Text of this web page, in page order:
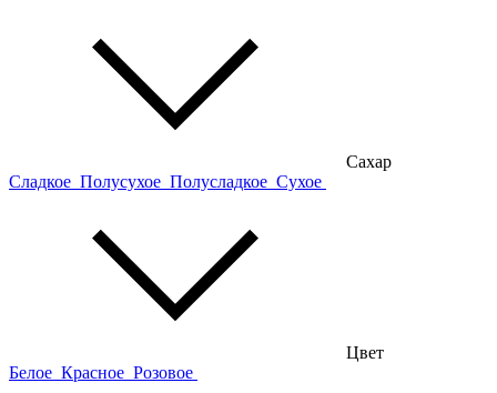
Сахар
Сладкое Полусухое Полусладкое Сухое
Цвет
Белое Красное Розовое